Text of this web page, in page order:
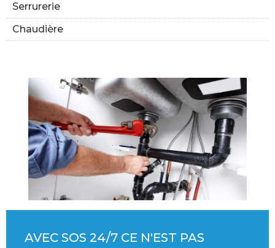
Serrurerie
Chaudière
AVEC SOS 24/7 CE N'EST PAS